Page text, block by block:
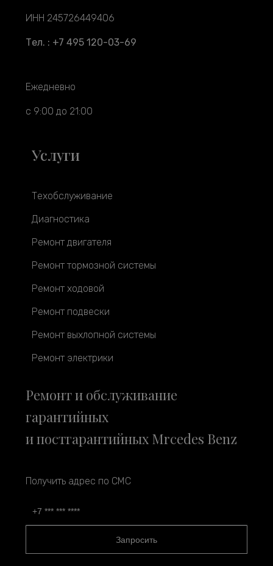
ИНН 245726449406
Тел. : +7 495 120-03-69
Ежедневно
с 9:00 до 21:00
Услуги
Техобслуживание
Диагностика
Ремонт двигателя
Ремонт тормозной системы
Ремонт ходовой
Ремонт подвески
Ремонт выхлопной системы
Ремонт электрики
Ремонт и обслуживание
гарантийных
и постгарантийных Mrcedes Benz
Получить адрес по СМС
Запросить